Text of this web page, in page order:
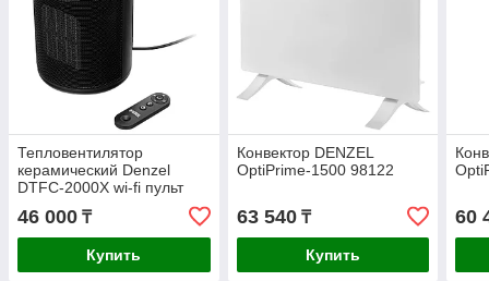
Тепловентилятор
керамический Denzel
DTFC-2000X wi-fi пульт
динамик 2кВт 96426
46 000 ₸
Купить
Конвектор DENZEL
OptiPrime-1500 98122
63 540₸
Купить
60